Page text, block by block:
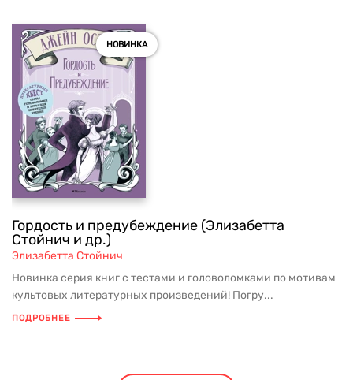
НОВИНКА
Гордость и предубеждение (Элизабетта
Стойнич и др.)
Элизабетта Стойнич
Новинка серия книг с тестами и головоломками по мотивам
культовых литературных произведений! Погру...
ПОДРОБНЕЕ